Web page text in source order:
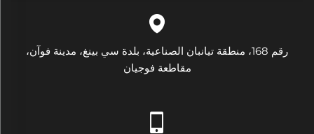
رقم 168، منطقة تيانبان الصناعية، بلدة سي بينغ، مدينة فوآن،
مقاطعة فوجيان